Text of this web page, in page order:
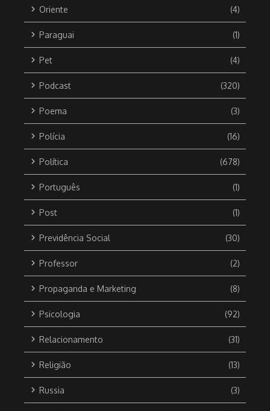
Oriente (4)
Paraguai (1)
Pet (4)
Podcast (320)
Poema (3)
Polícia (16)
Política (678)
Português (1)
Post (1)
Previdência Social (30)
Professor (2)
Propaganda e Marketing (8)
Psicologia (92)
Relacionamento (31)
Religião (13)
Russia (3)